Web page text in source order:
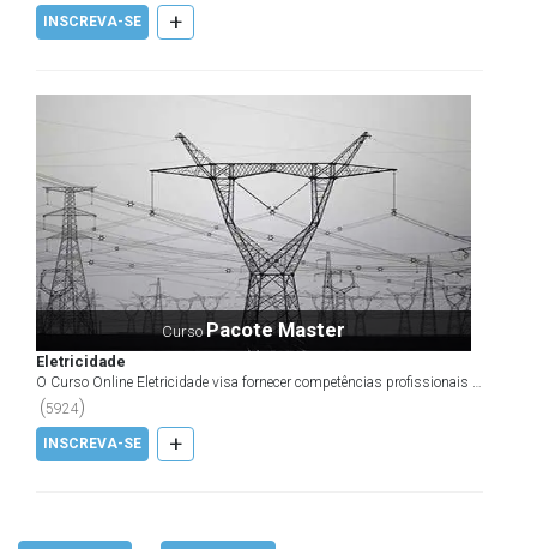
INSCREVA-SE +
CursoPacote Master
Eletricidade
O Curso Online Eletricidade visa fornecer competências profissionais e
pessoais, necessárias ao desenvolvimento de...
(5924)
INSCREVA-SE +